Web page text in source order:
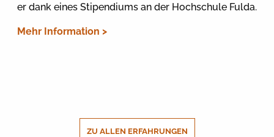
er dank eines Stipendiums an der Hochschule Fulda.
Mehr Information >
ZU ALLEN ERFAHRUNGEN